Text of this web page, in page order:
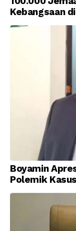
Kebangsaan
Boyamin
Polemik